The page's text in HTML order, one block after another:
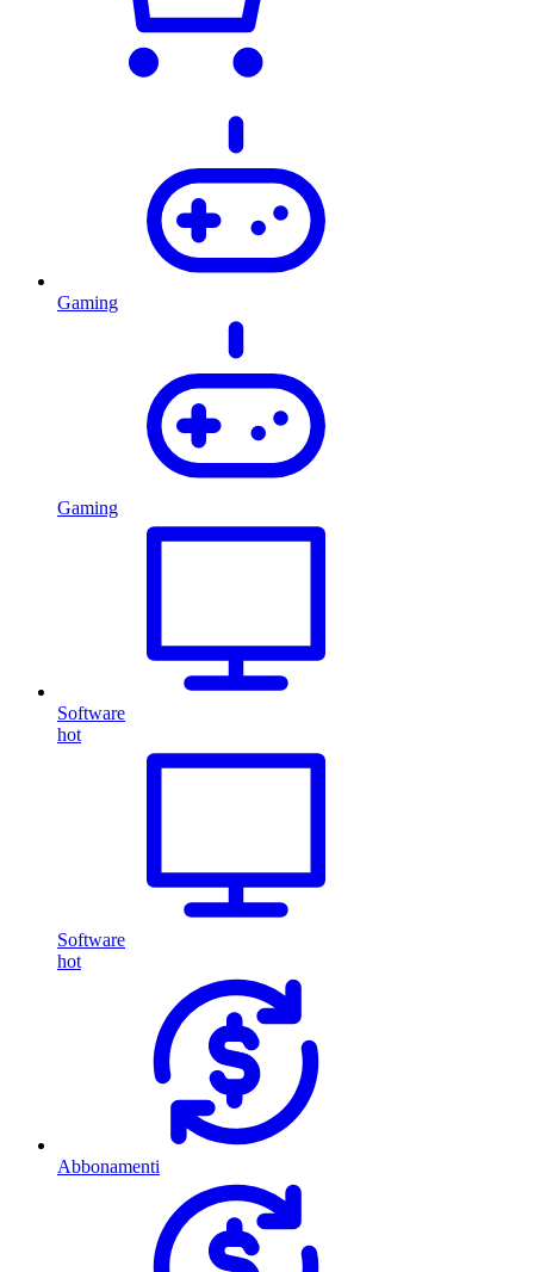
Gaming
Gaming
Software
hot
Software
hot
Abbonamenti